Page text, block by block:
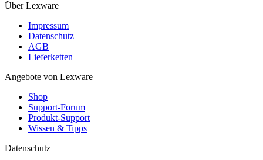
Über Lexware
Impressum
Datenschutz
AGB
Lieferketten
Angebote von Lexware
Shop
Support-Forum
Produkt-Support
Wissen & Tipps
Datenschutz